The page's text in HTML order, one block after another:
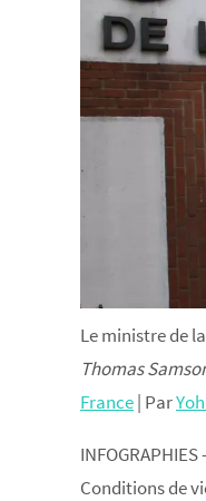
Le ministre de
Thomas
France| Par
Conditions de